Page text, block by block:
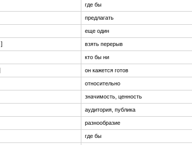
где бы
предлагать
еще один
взять перерыв
кто бы ни
он кажется готов
относительно
значимость, ценность
аудитория, публика
разнообразие
где бы